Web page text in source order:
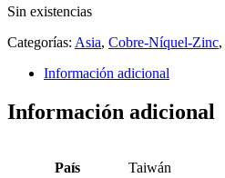
Sin existencias
Categorías: Asia, Cobre-Níquel-Zinc,
Información adicional
Información adicional
País Taiwán